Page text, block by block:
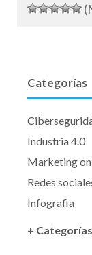
Categorías
Industria 4.0
Marketing
Redes
Infografia
+ Categorías